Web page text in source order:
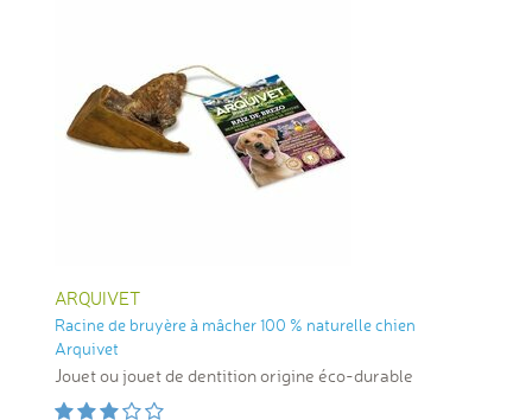
ARQUIVET
Racine de bruyère à mâcher 100 % naturelle chien
Arquivet
Jouet ou jouet de dentition origine éco-durable